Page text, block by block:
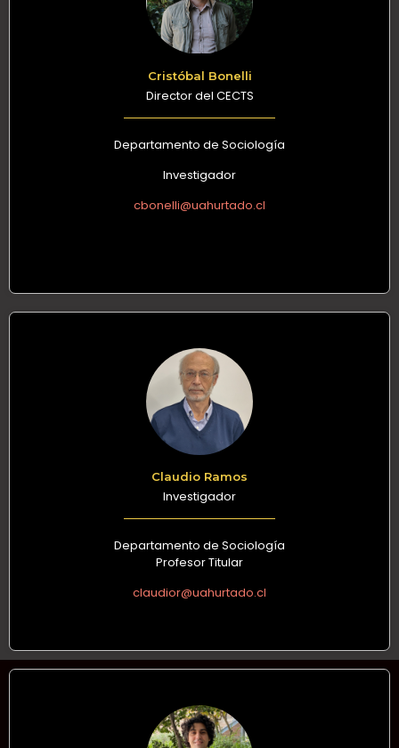
Cristóbal Bonelli
Director del CECTS
Departamento de Sociología
Investigador
cbonelli@uahurtado.cl
Claudio Ramos
Investigador
Departamento de Sociología
Profesor Titular
claudior@uahurtado.cl